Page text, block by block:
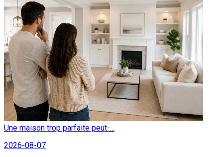
Une maison trop parfaite peut-...
2026-08-07